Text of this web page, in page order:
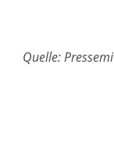
Quelle: